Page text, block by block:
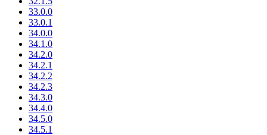
33.0.0
33.0.1
34.0.0
34.1.0
34.2.0
34.2.1
34.2.2
34.2.3
34.3.0
34.4.0
34.5.0
34.5.1